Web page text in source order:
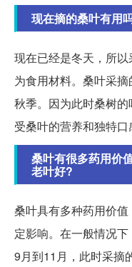
现在摘的桑叶有用
现在已经是冬天，所
为食用材料。桑叶采
秋季。因为此时桑树
受桑叶的营养和独特口
桑叶有很多药用价
老叶好?
桑叶具有多种药用价
定影响。在一般情况
9月到11月，此时采摘